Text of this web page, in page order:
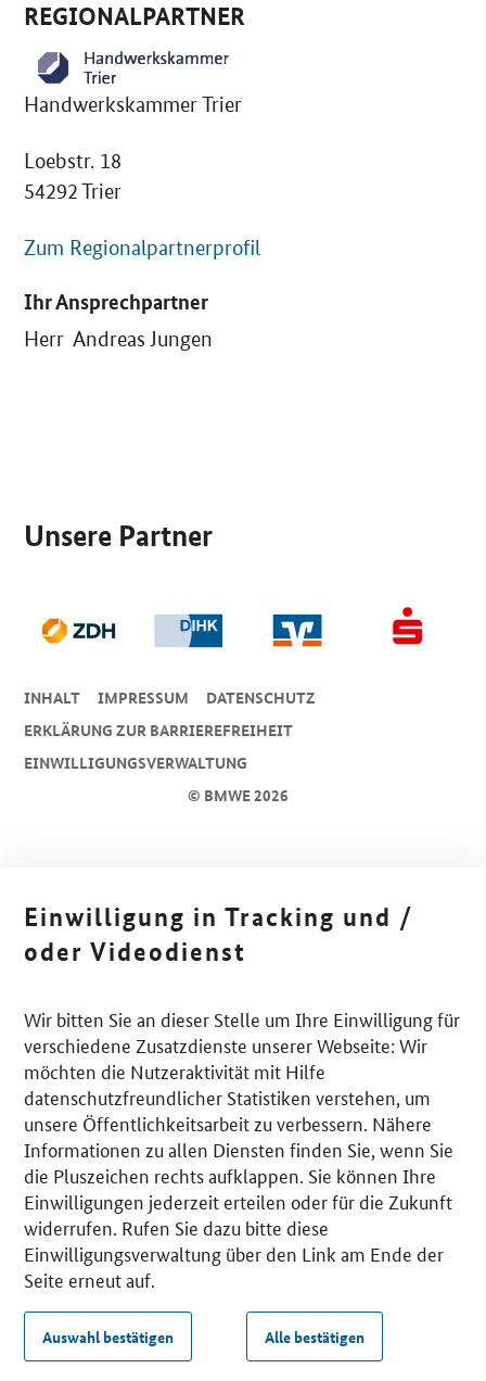
REGIONALPARTNER
Handwerkskammer Trier
Loebstr. 18
54292 Trier
Zum Regionalpartnerprofil
Ihr Ansprechpartner
Herr Andreas Jungen
Unsere Partner
© BMWE 2026
INHALT IMPRESSUM
DA­TEN­SCHUTZ
ERKLÄRUNG ZUR BARRIEREFREIHEIT
EINWILLIGUNGSVERWALTUNG
Einwilligung in Tracking und /
oder Videodienst
Wir bitten Sie an dieser Stelle um Ihre Einwilligung für
verschiedene Zusatzdienste unserer Webseite: Wir
möchten die Nutzeraktivität mit Hilfe
datenschutzfreundlicher Statistiken verstehen, um
unsere Öffentlichkeitsarbeit zu verbessern. Nähere
Informationen zu allen Diensten finden Sie, wenn Sie
die Pluszeichen rechts aufklappen. Sie können Ihre
Einwilligungen jederzeit erteilen oder für die Zukunft
widerrufen. Rufen Sie dazu bitte diese
Einwilligungsverwaltung über den Link am Ende der
Seite erneut auf.
Auswahl bestätigen Alle bestätigen